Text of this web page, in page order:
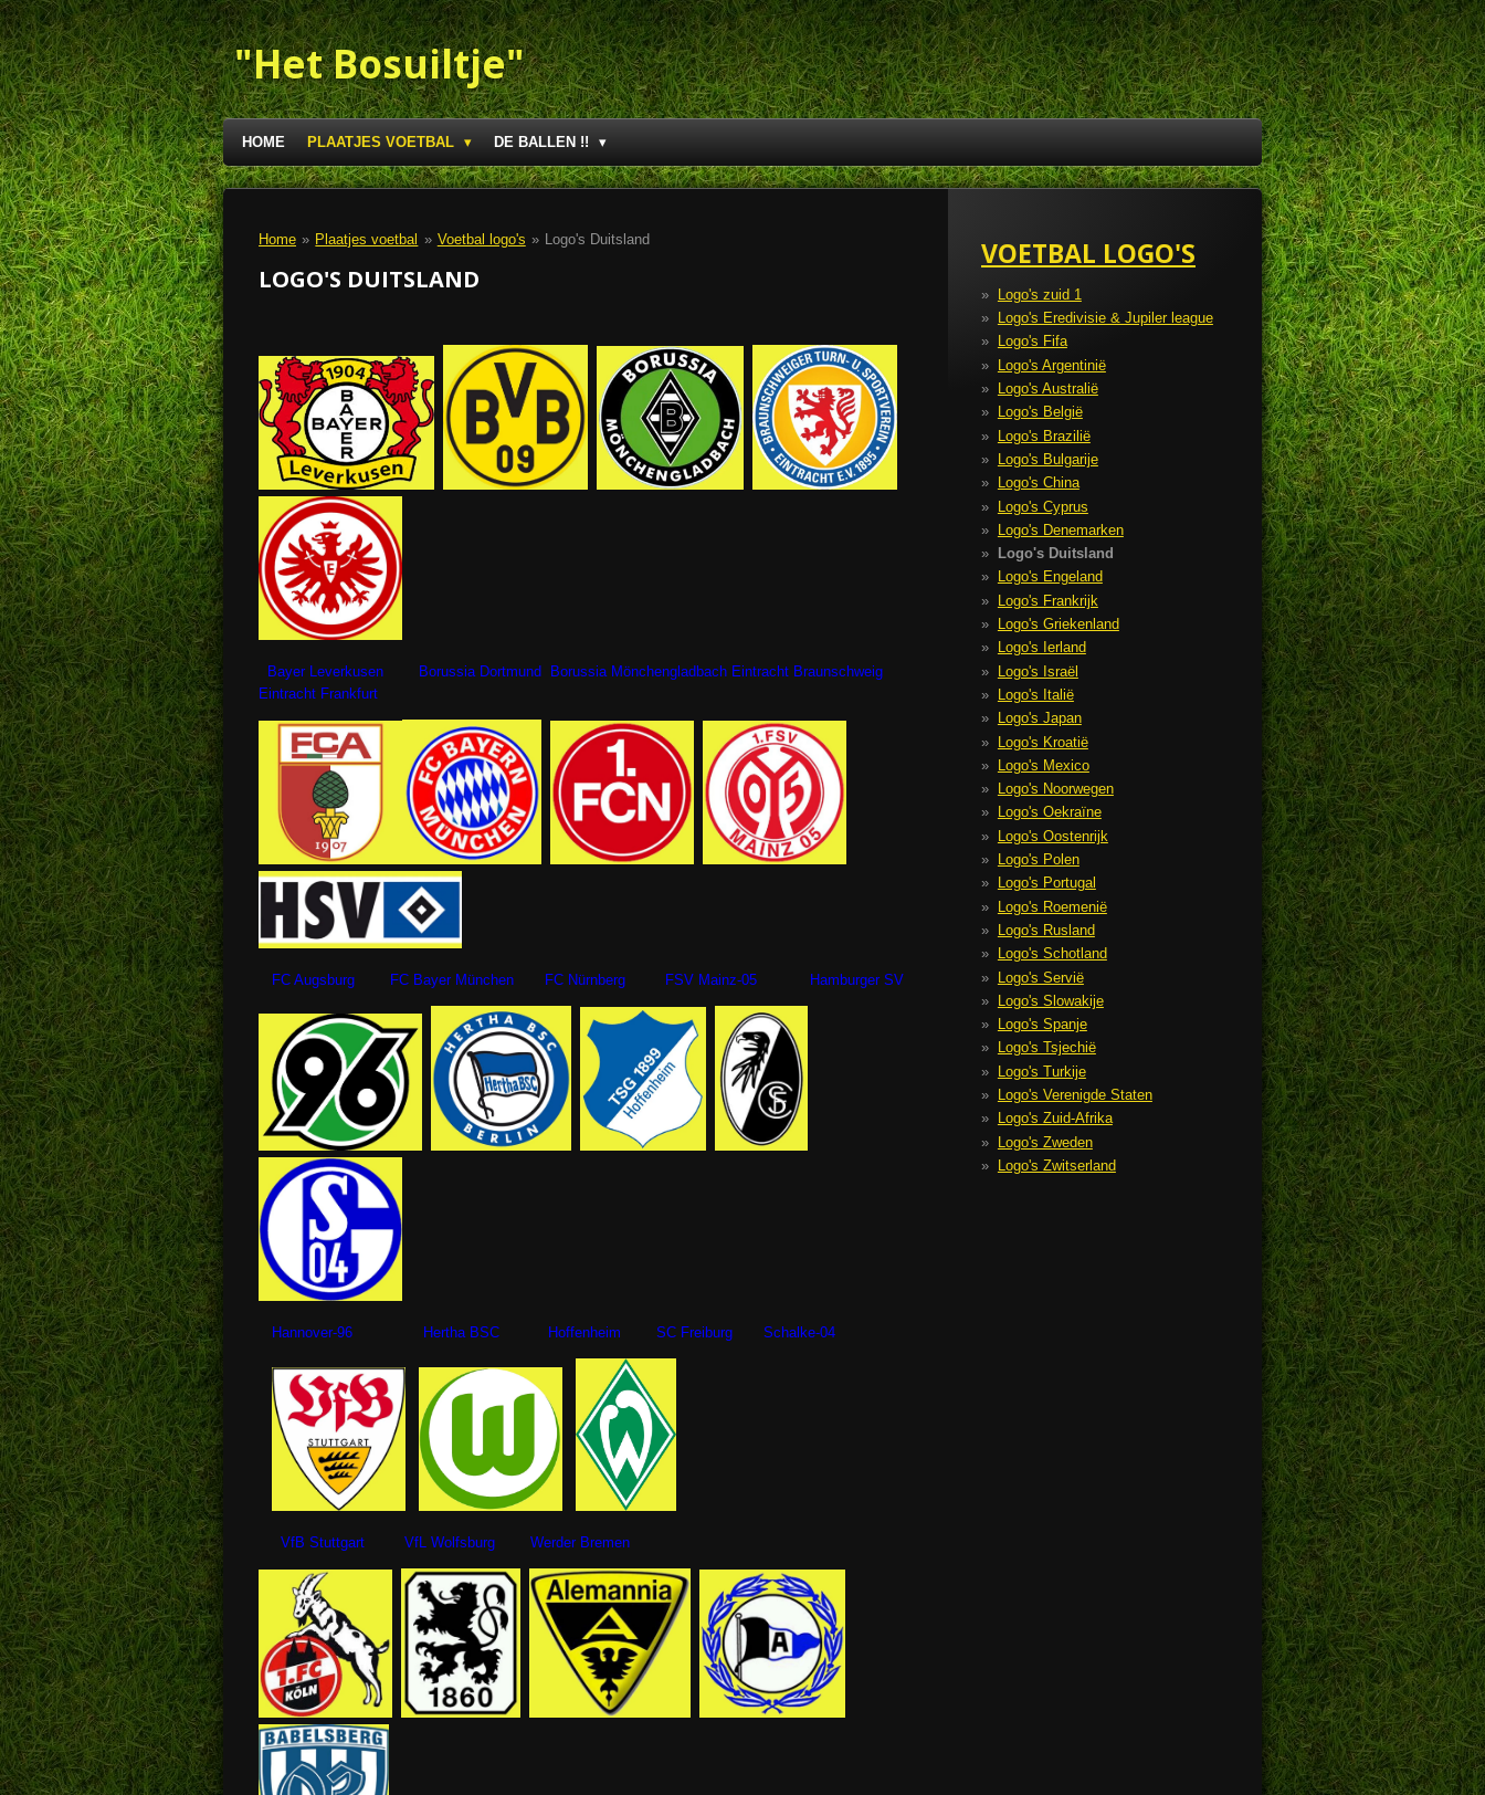
Ga
direct
naar
de
hoofdinhoud
"Het Bosuiltje"
HOME PLAATJES VOETBAL DE BALLEN !!
Home » Plaatjes voetbal » Voetbal logo's » Logo's Duitsland
LOGO'S DUITSLAND
Bayer Leverkusen Borussia Dortmund Borussia Mönchengladbach Eintracht Braunschweig
Eintracht Frankfurt
FC Augsburg FC Bayer München FC Nürnberg FSV Mainz-05 Hamburger SV
Hannover-96 Hertha BSC Hoffenheim SC Freiburg Schalke-04
VfB Stuttgart VfL Wolfsburg Werder Bremen
VOETBAL LOGO'S
Logo's zuid 1
Logo's Eredivisie & Jupiler league
Logo's Fifa
Logo's Argentinië
Logo's Australië
Logo's België
Logo's Brazilië
Logo's Bulgarije
Logo's China
Logo's Cyprus
Logo's Denemarken
Logo's Duitsland
Logo's Engeland
Logo's Frankrijk
Logo's Griekenland
Logo's Ierland
Logo's Israël
Logo's Italië
Logo's Japan
Logo's Kroatië
Logo's Mexico
Logo's Noorwegen
Logo's Oekraïne
Logo's Oostenrijk
Logo's Polen
Logo's Portugal
Logo's Roemenië
Logo's Rusland
Logo's Schotland
Logo's Servië
Logo's Slowakije
Logo's Spanje
Logo's Tsjechië
Logo's Turkije
Logo's Verenigde Staten
Logo's Zuid-Afrika
Logo's Zweden
Logo's Zwitserland